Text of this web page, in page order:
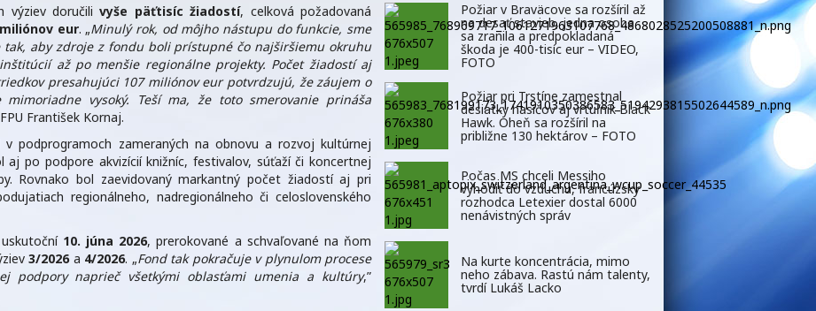
výziev doručilivyše päťtisíc žiadostí, celková požadovaná
eur. „Minulý rok, od môjho nástupu do funkcie, sme
tak, aby zdroje z fondu boli prístupné čo najširšiemu okruhu
až po menšie regionálne projekty. Počet žiadostí aj
presahujúci 107 miliónov eur potvrdzujú, že záujem o
vysoký. Teší ma, že toto smerovanie prináša
František Kornaj.
v podprogramoch zameraných na obnovu a rozvoj kultúrnej
po podpore akvizícií knižníc, festivalov, súťaží či koncertnej
Rovnako bol zaevidovaný markantný počet žiadostí aj pri
regionálneho, nadregionálneho či celoslovenského
10. júna 2026, prerokované a schvaľované na ňom
3/2026a 4/2026. „Fond tak pokračuje v plynulom procese
podpory naprieč všetkými oblasťami umenia a kultúry,”
Požiar v Braväcove sa rozšíril až
na desať stavieb, jedna osoba
sa zranila a predpokladaná
škoda je 400-tisíc eur – VIDEO,
FOTO
Požiar pri Trstíne zamestnal
desiatky hasičov aj vrtuľník Black
Hawk. Oheň sa rozšíril na
približne 130 hektárov – FOTO
Počas MS chceli Messiho
vyhodiť do vzduchu, francúzsky
rozhodca Letexier dostal 6000
nenávistných správ
Na kurte koncentrácia, mimo
neho zábava. Rastú nám talenty,
tvrdí Lukáš Lacko